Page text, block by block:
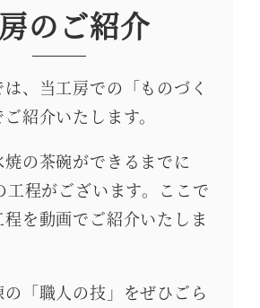
のご紹介
、当工房での「ものづく
紹介いたします。
の茶碗ができるまでに
工程がございます。ここで
を動画でご紹介いたしま
「職人の技」をぜひごら